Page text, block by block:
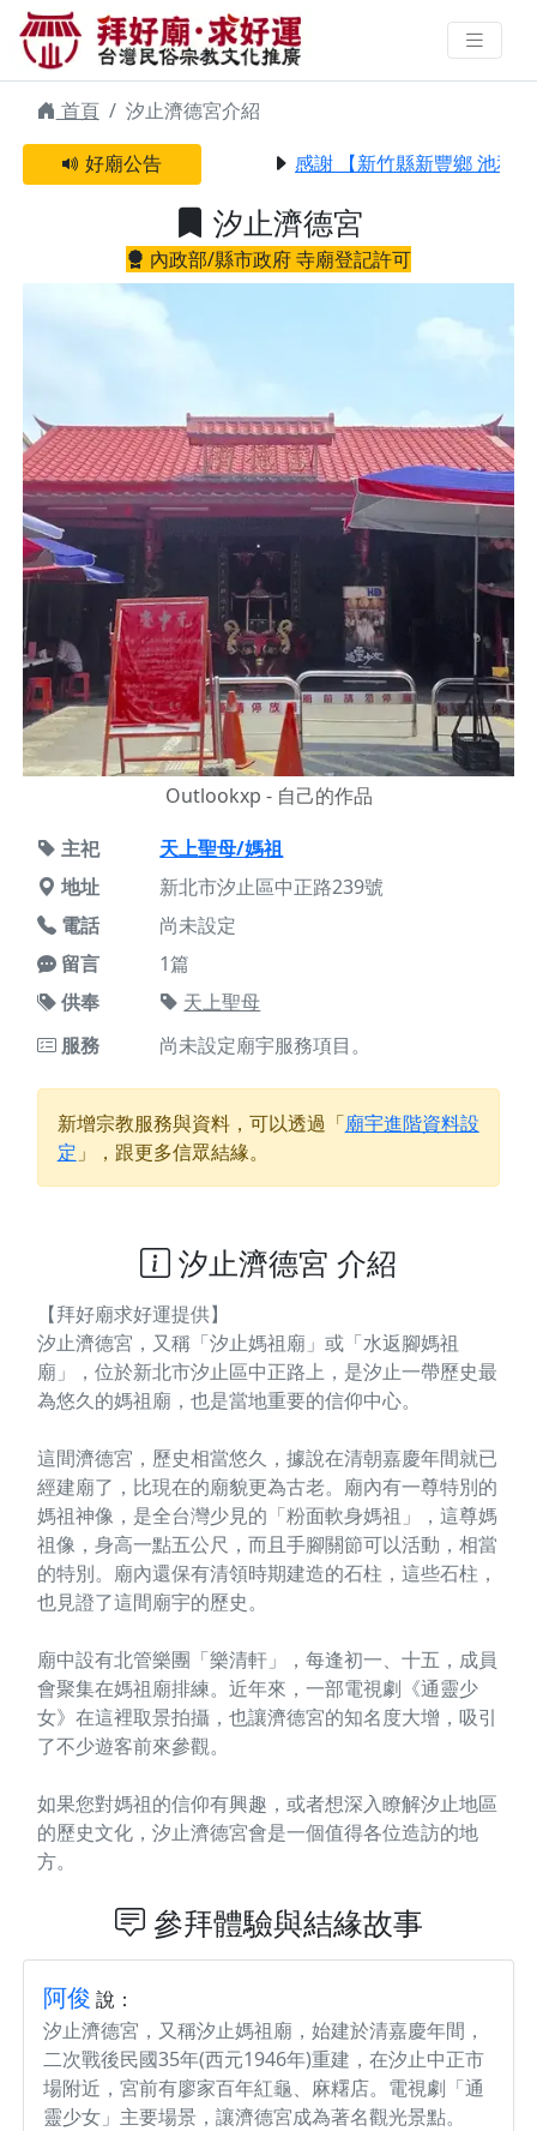
汐止濟德宮 | 拜好廟求好運 找到與
您有緣的信仰
首頁
汐止濟德宮介紹
好廟公告
感謝 【新竹縣新豐鄉 池和宮
汐止濟德宮
內政部/縣市政府 寺廟登記許可
Outlookxp - 自己的作品
主祀
天上聖母/媽祖
地址
新北市汐止區中正路239號
電話
尚未設定
留言
1篇
供奉
天上聖母
服務
尚未設定廟宇服務項目。
新增宗教服務與資料，可以透過「廟宇進階資料設
定 」，跟更多信眾結緣。
汐止濟德宮 介紹
【拜好廟求好運提供】
汐止濟德宮，又稱「汐止媽祖廟」或「水返腳媽祖
廟」，位於新北市汐止區中正路上，是汐止一帶歷史最
為悠久的媽祖廟，也是當地重要的信仰中心。
這間濟德宮，歷史相當悠久，據說在清朝嘉慶年間就已
經建廟了，比現在的廟貌更為古老。廟內有一尊特別的
媽祖神像，是全台灣少見的「粉面軟身媽祖」，這尊媽
祖像，身高一點五公尺，而且手腳關節可以活動，相當
的特別。廟內還保有清領時期建造的石柱，這些石柱，
也見證了這間廟宇的歷史。
廟中設有北管樂團「樂清軒」，每逢初一、十五，成員
會聚集在媽祖廟排練。近年來，一部電視劇《通靈少
女》在這裡取景拍攝，也讓濟德宮的知名度大增，吸引
了不少遊客前來參觀。
如果您對媽祖的信仰有興趣，或者想深入瞭解汐止地區
的歷史文化，汐止濟德宮會是一個值得各位造訪的地
方。
參拜體驗與結緣故事
阿俊 說：
汐止濟德宮，又稱汐止媽祖廟，始建於清嘉慶年間，
二次戰後民國35年(西元1946年)重建，在汐止中正市
場附近，宮前有廖家百年紅龜、麻糬店。電視劇「通
靈少女」主要場景，讓濟德宮成為著名觀光景點。